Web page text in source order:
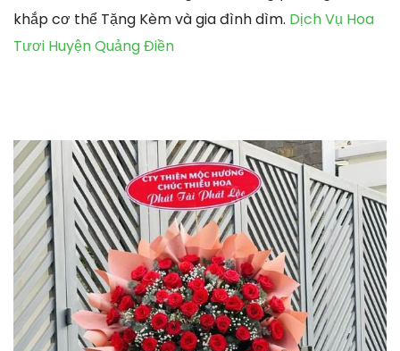
khắp cơ thể Tặng Kèm và gia đình dìm. Dịch Vụ Hoa
Tươi Huyện Quảng Điền